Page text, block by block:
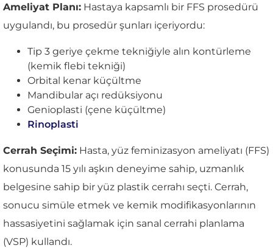
Ameliyat Planı: Hastaya kapsamlı bir FFS prosedürü
uygulandı, bu prosedür şunları içeriyordu:
Tip 3 geriye çekme tekniğiyle alın kontürleme
(kemik flebi tekniği)
Orbital kenar küçültme
Mandibular açı redüksiyonu
Genioplasti (çene küçültme)
Rinoplasti
Cerrah Seçimi: Hasta, yüz feminizasyon ameliyatı (FFS)
konusunda 15 yılı aşkın deneyime sahip, uzmanlık
belgesine sahip bir yüz plastik cerrahı seçti. Cerrah,
sonucu simüle etmek ve kemik modifikasyonlarının
hassasiyetini sağlamak için sanal cerrahi planlama
(VSP) kullandı.